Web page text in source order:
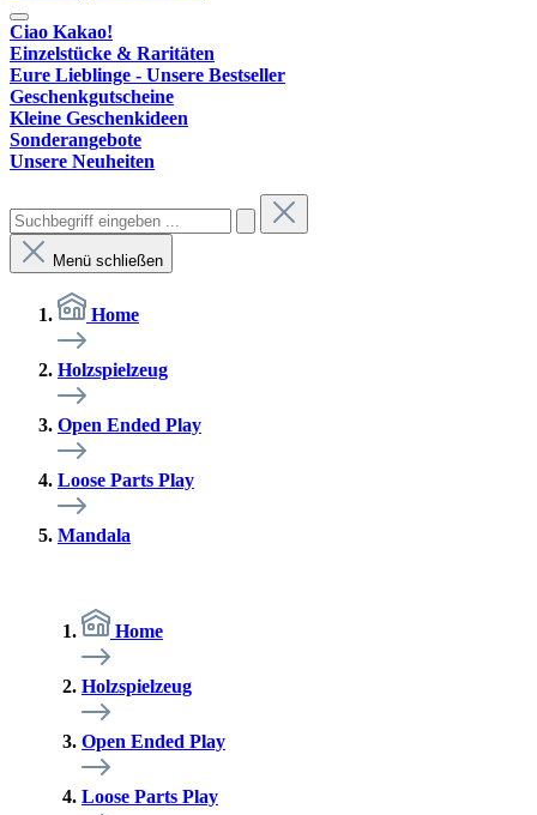
Ciao Kakao!
Einzelstücke & Raritäten
Eure Lieblinge - Unsere Bestseller
Geschenkgutscheine
Kleine Geschenkideen
Sonderangebote
Unsere Neuheiten
Menü schließen
Home
Holzspielzeug
Open Ended Play
Loose Parts Play
Mandala
Home
Holzspielzeug
Open Ended Play
Loose Parts Play